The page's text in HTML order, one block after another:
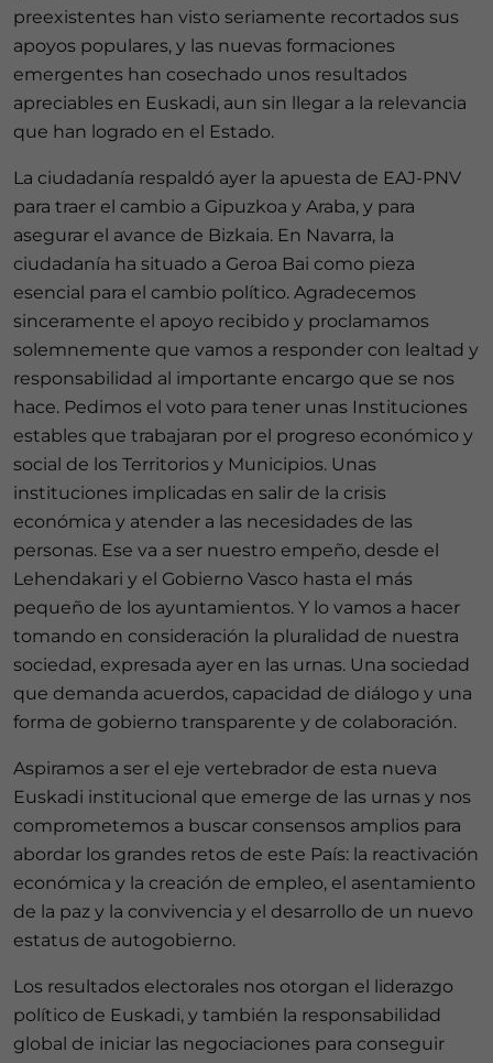
preexistentes han visto seriamente recortados sus
apoyos populares, y las nuevas formaciones
emergentes han cosechado unos resultados
apreciables en Euskadi, aun sin llegar a la relevancia
que han logrado en el Estado.
La ciudadanía respaldó ayer la apuesta de EAJ-PNV
para traer el cambio a Gipuzkoa y Araba, y para
asegurar el avance de Bizkaia. En Navarra, la
ciudadanía ha situado a Geroa Bai como pieza
esencial para el cambio político. Agradecemos
sinceramente el apoyo recibido y proclamamos
solemnemente que vamos a responder con lealtad y
responsabilidad al importante encargo que se nos
hace. Pedimos el voto para tener unas Instituciones
estables que trabajaran por el progreso económico y
social de los Territorios y Municipios. Unas
instituciones implicadas en salir de la crisis
económica y atender a las necesidades de las
personas. Ese va a ser nuestro empeño, desde el
Lehendakari y el Gobierno Vasco hasta el más
pequeño de los ayuntamientos. Y lo vamos a hacer
tomando en consideración la pluralidad de nuestra
sociedad, expresada ayer en las urnas. Una sociedad
que demanda acuerdos, capacidad de diálogo y una
forma de gobierno transparente y de colaboración.
Aspiramos a ser el eje vertebrador de esta nueva
Euskadi institucional que emerge de las urnas y nos
comprometemos a buscar consensos amplios para
abordar los grandes retos de este País: la reactivación
económica y la creación de empleo, el asentamiento
de la paz y la convivencia y el desarrollo de un nuevo
estatus de autogobierno.
Los resultados electorales nos otorgan el liderazgo
político de Euskadi, y también la responsabilidad
global de iniciar las negociaciones para conseguir